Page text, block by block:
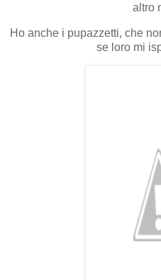
altro
Ho anche i pupazzetti, che
se loro mi